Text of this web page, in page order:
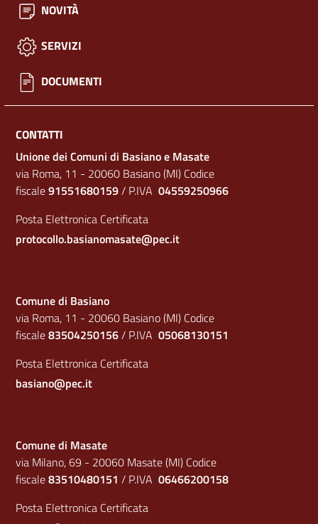
NOVITÀ
SERVIZI
DOCUMENTI
CONTATTI
Unione dei Comuni di Basiano e Masate
via Roma, 11 - 20060 Basiano (MI) Codice
fiscale91551680159/ P.IVA 04559250966
Posta Elettronica Certificata
protocollo.basianomasate@pec.it
Comune di Basiano
via Roma, 11 - 20060 Basiano (MI) Codice
fiscale83504250156/ P.IVA 05068130151
Posta Elettronica Certificata
basiano@pec.it
Comune di Masate
via Milano, 69 - 20060 Masate (MI) Codice
fiscale83510480151 / P.IVA 06466200158
Posta Elettronica Certificata